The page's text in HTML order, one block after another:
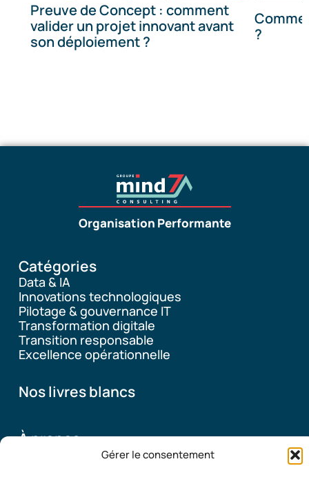
Gérer le consentement
Preuve de Concept : comment
valider un projet innovant avant
son déploiement ?
?
Organisation Performante
Catégories
Data & IA
Innovations technologiques
Pilotage & gouvernance IT
Transformation digitale
Transition responsable
Excellence opérationnelle
Nos livres blancs
À propos